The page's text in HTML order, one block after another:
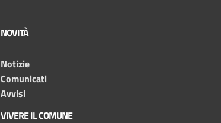
NOVITÀ
Notizie
Comunicati
Avvisi
VIVERE IL COMUNE